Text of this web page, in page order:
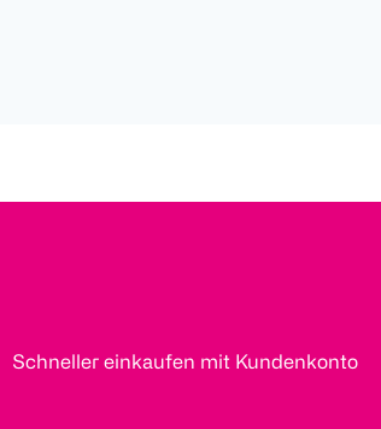
Schneller einkaufen mit Kundenkonto